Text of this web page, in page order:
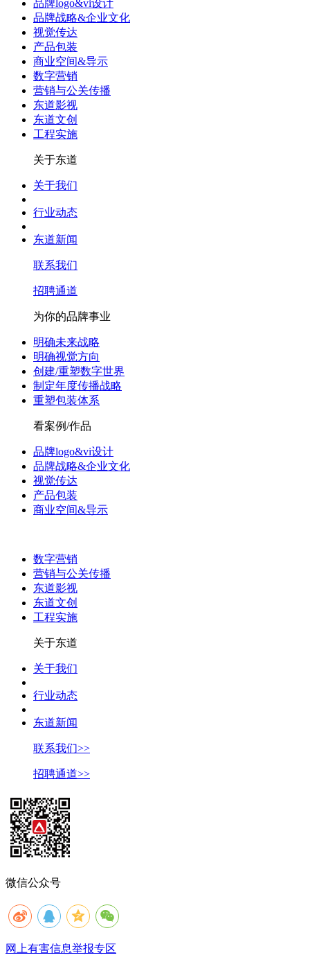
品牌logo&vi设计
品牌战略&企业文化
视觉传达
产品包装
商业空间&导示
数字营销
营销与公关传播
东道影视
东道文创
工程实施
关于东道
关于我们
行业动态
东道新闻
联系我们
招聘通道
为你的品牌事业
明确未来战略
明确视觉方向
创建/重塑数字世界
制定年度传播战略
重塑包装体系
看案例/作品
品牌logo&vi设计
品牌战略&企业文化
视觉传达
产品包装
商业空间&导示
数字营销
营销与公关传播
东道影视
东道文创
工程实施
关于东道
关于我们
行业动态
东道新闻
联系我们>>
招聘通道>>
微信公众号
网上有害信息举报专区